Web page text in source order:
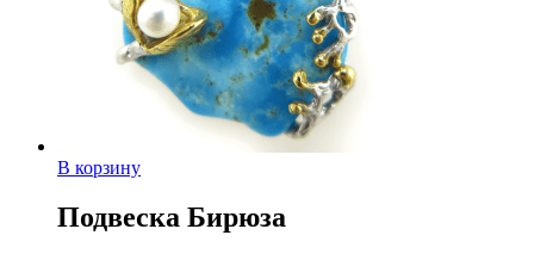
В корзину
Подвеска Бирюза